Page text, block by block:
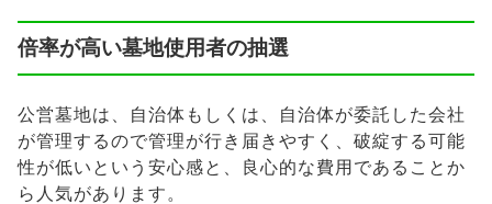
倍率が高い墓地使用者の抽選
公営墓地は、自治体もしくは、自治体が委託した会社
が管理するので管理が行き届きやすく、破綻する可能
性が低いという安心感と、良心的な費用であることか
ら人気があります。